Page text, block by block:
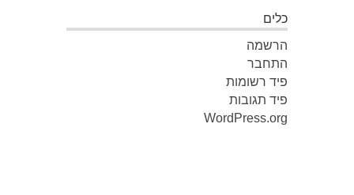
כלים
הרשמה
התחבר
פיד רשומות
פיד תגובות
WordPress.org